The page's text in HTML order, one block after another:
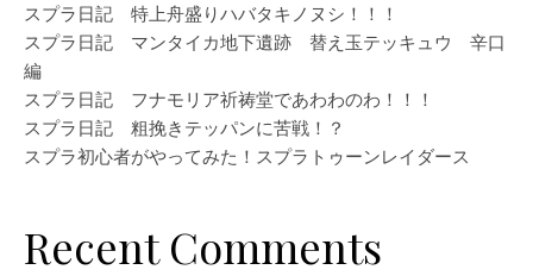
スプラ日記 特上舟盛りハバタキノヌシ！！！
スプラ日記 マンタイカ地下遺跡 替え玉テッキュウ 辛口
編
スプラ日記 フナモリア祈祷堂であわわのわ！！！
スプラ日記 粗挽きテッパンに苦戦！？
スプラ初心者がやってみた！スプラトゥーンレイダース
Recent Comments